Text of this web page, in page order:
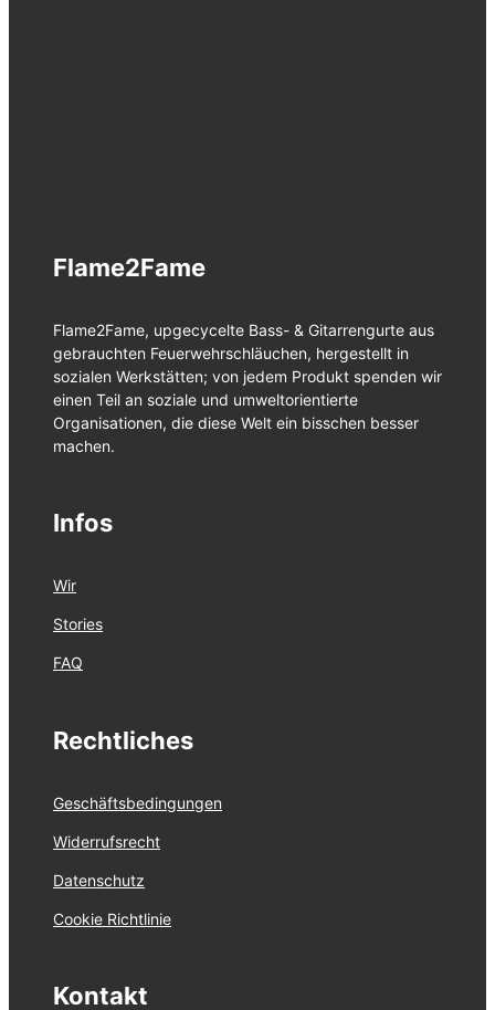
Flame2Fame
Flame2Fame, upgecycelte Bass- & Gitarrengurte aus
gebrauchten Feuerwehrschläuchen, hergestellt in
sozialen Werkstätten; von jedem Produkt spenden wir
einen Teil an soziale und umweltorientierte
Organisationen, die diese Welt ein bisschen besser
machen.
Infos
Wir
Stories
FAQ
Rechtliches
Geschäftsbedingungen
Widerrufsrecht
Datenschutz
Cookie Richtlinie
Kontakt